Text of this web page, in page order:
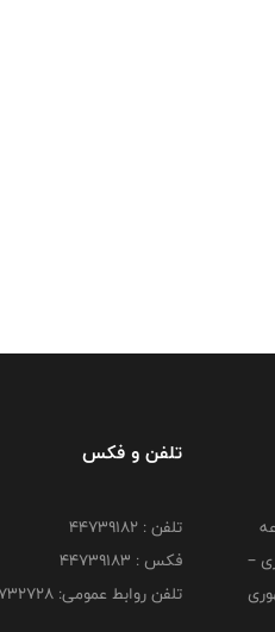
–
تلفن و فکس
تلفن : ۴۴۷۳۹۱۸۲
فکس : ۴۴۷۳۹۱۸3
تلفن روابط عمومی: ۴۴۷۳۲۷۲۸